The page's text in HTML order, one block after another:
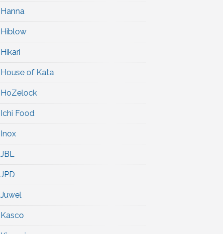
Hanna
Hiblow
Hikari
House of Kata
HoZelock
Ichi Food
Inox
JBL
JPD
Juwel
Kasco